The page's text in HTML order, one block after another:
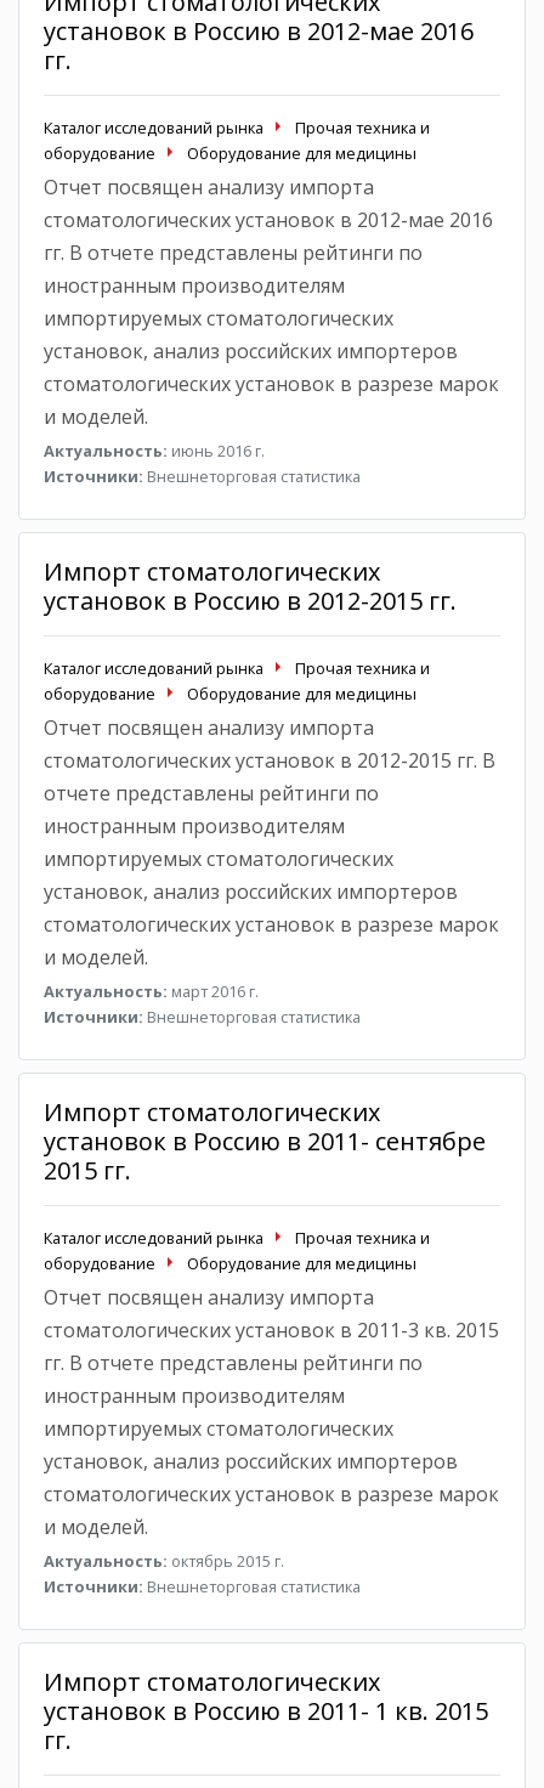
установок в Россию в 2012-мае 2016
гг.
Каталог исследований рынка
Прочая техника и
оборудование
Оборудование для медицины
Отчет посвящен анализу импорта
стоматологических установок в 2012-мае 2016
гг. В отчете представлены рейтинги по
иностранным производителям
импортируемых стоматологических
установок, анализ российских импортеров
стоматологических установок в разрезе марок
и моделей.
Актуальность: июнь 2016 г.
Источники: Внешнеторговая статистика
Импорт стоматологических
установок в Россию в 2012-2015 гг.
Каталог исследований рынка
Прочая техника и
оборудование
Оборудование для медицины
Отчет посвящен анализу импорта
стоматологических установок в 2012-2015 гг. В
отчете представлены рейтинги по
иностранным производителям
импортируемых стоматологических
установок, анализ российских импортеров
стоматологических установок в разрезе марок
и моделей.
Актуальность: март 2016 г.
Источники: Внешнеторговая статистика
Импорт стоматологических
установок в Россию в 2011- сентябре
2015 гг.
Каталог исследований рынка
Прочая техника и
оборудование
Оборудование для медицины
Отчет посвящен анализу импорта
стоматологических установок в 2011-3 кв. 2015
гг. В отчете представлены рейтинги по
иностранным производителям
импортируемых стоматологических
установок, анализ российских импортеров
стоматологических установок в разрезе марок
и моделей.
Актуальность: октябрь 2015 г.
Источники: Внешнеторговая статистика
Импорт стоматологических
установок в Россию в 2011- 1 кв. 2015
гг.